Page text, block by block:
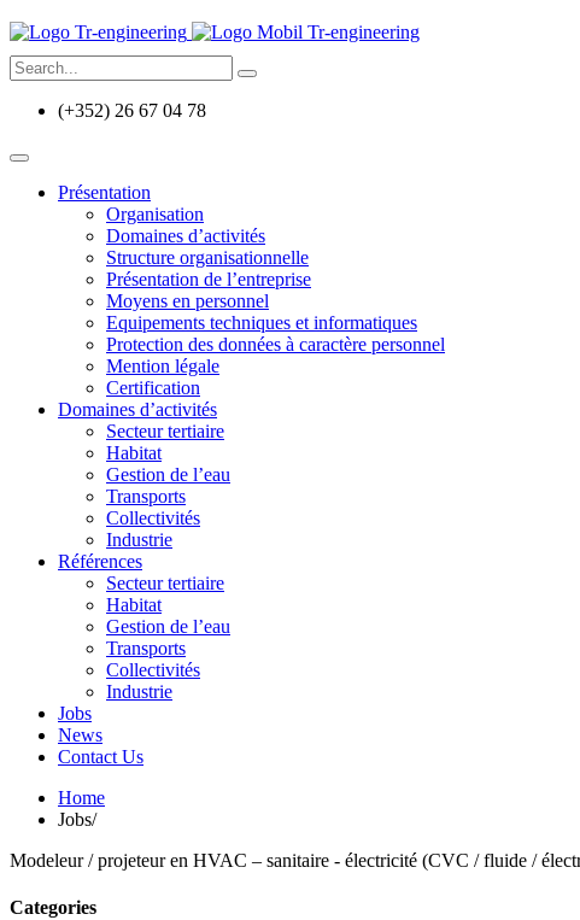
(+352) 26 67 04 78
Présentation
Organisation
Domaines d’activités
Structure organisationnelle
Présentation de l’entreprise
Moyens en personnel
Equipements techniques et informatiques
Protection des données à caractère personnel
Mention légale
Certification
Domaines d’activités
Secteur tertiaire
Habitat
Gestion de l’eau
Transports
Collectivités
Industrie
Références
Secteur tertiaire
Habitat
Gestion de l’eau
Transports
Collectivités
Industrie
Jobs
News
Contact Us
Home
Jobs/
Modeleur / projeteur en HVAC – sanitaire - électricité (CVC / fluide /
Categories